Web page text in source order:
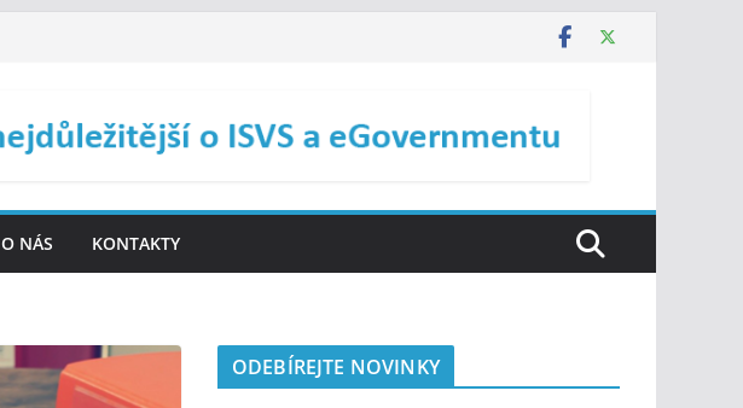
O NÁS KONTAKTY
ODEBÍREJTE NOVINKY